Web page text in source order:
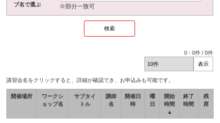
プ名で選ぶ
※部分一致可
0 -0件 /0件
講習会名をクリックすると、詳細が確認でき、お申込みも可能です。
開催場所
ワークシ
ョップ名
サブタイ
トル
講師
名
開催日
時
曜
日
開始
時間
▲
終了
時間
残
席